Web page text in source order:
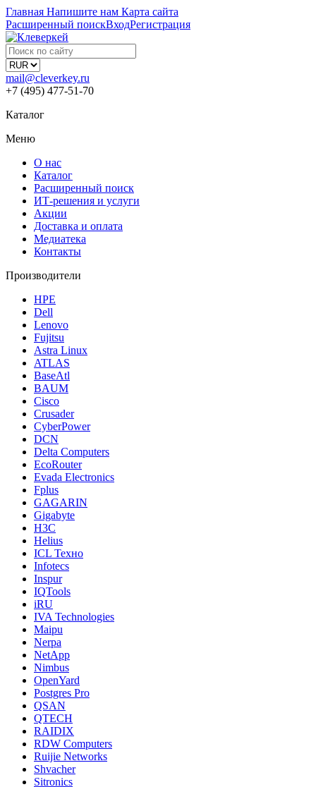
Главная Напишите нам Карта сайта
Расширенный поискВходРегистрация
mail@cleverkey.ru
+7 (495) 477-51-70
Каталог
Меню
О нас
Каталог
Расширенный поиск
ИТ-решения и услуги
Акции
Доставка и оплата
Медиатека
Контакты
Производители
HPE
Dell
Lenovo
Fujitsu
Astra Linux
ATLAS
BaseAtl
BAUM
Cisco
Crusader
CyberPower
DCN
Delta Computers
EcoRouter
Evada Electronics
Fplus
GAGARIN
Gigabyte
H3C
Helius
ICL Техно
Infotecs
Inspur
IQTools
iRU
IVA Technologies
Maipu
Nerpa
NetApp
Nimbus
OpenYard
Postgres Pro
QSAN
QTECH
RAIDIX
RDW Computers
Ruijie Networks
Shvacher
Sitronics